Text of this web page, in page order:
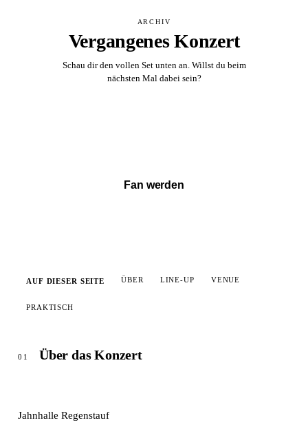
ARCHIV
Vergangenes Konzert
Schau dir den vollen Set unten an. Willst du beim
nächsten Mal dabei sein?
Fan werden
AUF DIESER SEITE ÜBER LINE-UP VENUE
PRAKTISCH
01 Über das Konzert
Jahnhalle Regenstauf